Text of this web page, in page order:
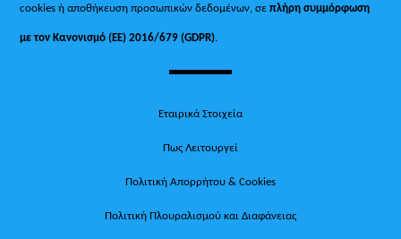
cookies ή αποθήκευση προσωπικών δεδομένων, σεπλήρη συμμόρφωση
με τον Κανονισμό (ΕΕ) 2016/679 (GDPR).
Εταιρικά Στοιχεία
Πως Λειτουργεί
Πολιτική Απορρήτου & Cookies
Πολιτική Πλουραλισμού και Διαφάνειας